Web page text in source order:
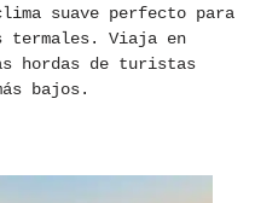
suave perfecto para
termales. Viaja en
hordas de turistas
bajos.